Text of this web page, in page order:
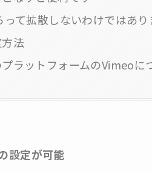
って拡散しないわけではあり
法
プラットフォームのVimeoに
設定が可能